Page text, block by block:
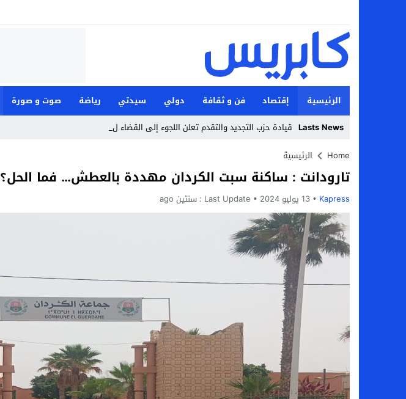
الرئيسية إقتصاد فن و ثقافة دولي سيدتي رياضة صوت و صورة
Lasts News قيادة حزب التجديد والتقدم تعلن اللجوء إلى القضاء لمواجهة ما و _
Stop
Previous
Next
Home الرئيسية
تارودانت : ساكنة سبت الكردان مهددة بالعطش… فما الحل؟
Kapress 13 يوليو 2024 Last Update : سنتين ago